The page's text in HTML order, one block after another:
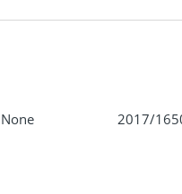
None 2017/